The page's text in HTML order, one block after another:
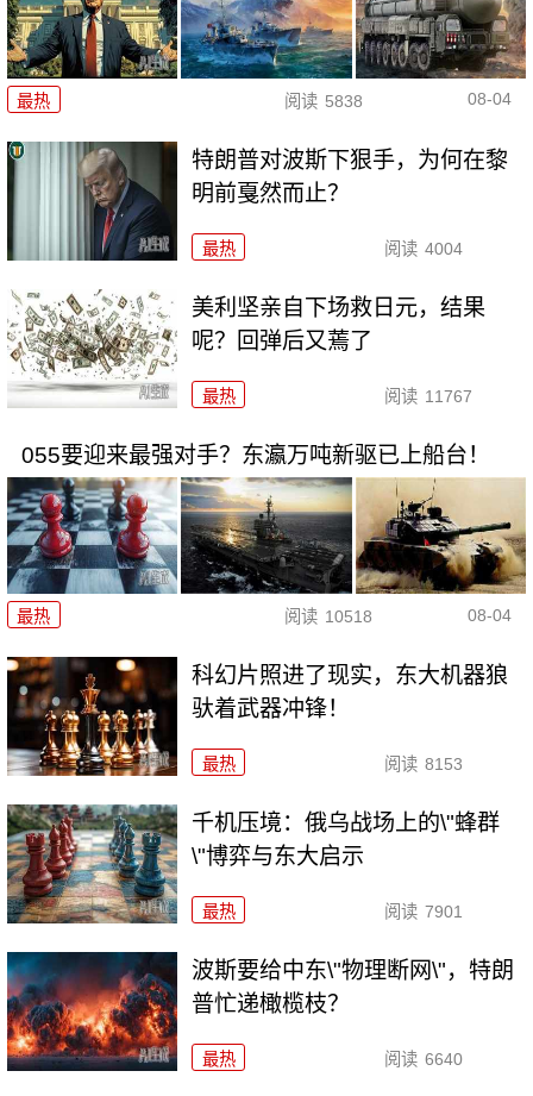
最热 阅读 5838 08-04
特朗普对波斯下狠手，为何在黎
明前戛然而止？
最热 阅读 4004
美利坚亲自下场救日元，结果
呢？回弹后又蔫了
最热 阅读 11767
055要迎来最强对手？东瀛万吨新驱已上船台！
最热 阅读 10518 08-04
科幻片照进了现实，东大机器狼
驮着武器冲锋！
最热 阅读 8153
千机压境：俄乌战场上的\"蜂群
\"博弈与东大启示
最热 阅读 7901
波斯要给中东\"物理断网\"，特朗
普忙递橄榄枝？
最热 阅读 6640